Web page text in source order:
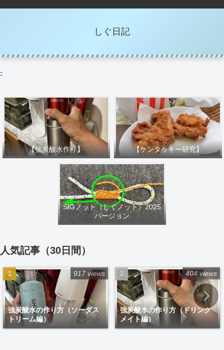
しぐ日記
-
【強炭酸水作り】 【ケンタッキー研究】
SIGノット（しぐノット）2025
バージョン
人気記事（30日間）
強炭酸水の作り方（ソーダス
トリーム編）
917 views
強炭酸水の作り方（ドリンク
メイト編）
404 views